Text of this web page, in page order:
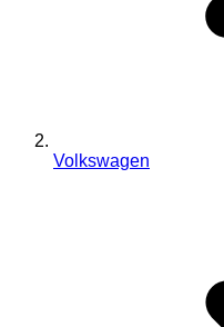
Volkswagen